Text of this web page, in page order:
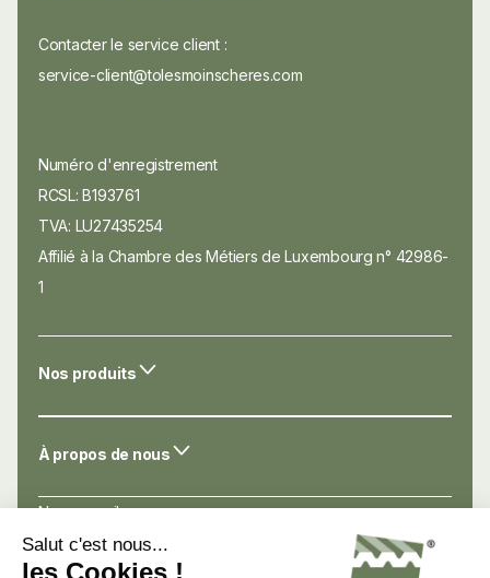
Contacter le service client :
service-client@tolesmoinscheres.com
Numéro d'enregistrement
RCSL: B193761
TVA: LU27435254
Affilié à la Chambre des Métiers de Luxembourg n° 42986-
1
À propos de nous
Nos conseils
Nos atouts
Avis de nos clients
Nos produits